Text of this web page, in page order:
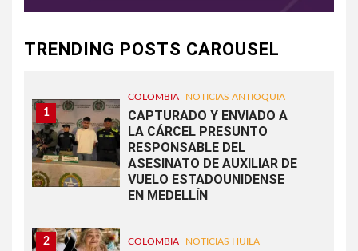
TRENDING POSTS CAROUSEL
1
COLOMBIA NOTICIAS ANTIOQUIA
CAPTURADO Y ENVIADO A
LA CÁRCEL PRESUNTO
RESPONSABLE DEL
ASESINATO DE AUXILIAR DE
VUELO ESTADOUNIDENSE
EN MEDELLÍN
2 COLOMBIA NOTICIAS HUILA